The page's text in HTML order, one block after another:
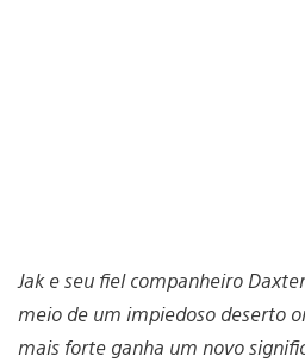
Jak e seu fiel companheiro
meio de um impiedoso deserto
mais forte ganha um novo